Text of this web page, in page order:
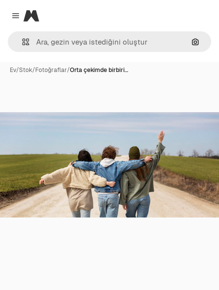
Close menu
Magnific
Ev/Stok/Fotoğraflar/Orta çekimde birbiri…